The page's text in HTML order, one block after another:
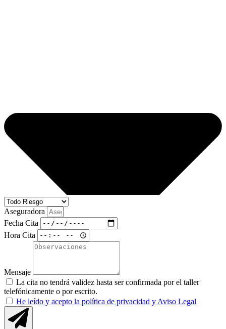
Aseguradora
Fecha Cita
Hora Cita
Mensaje
La cita no tendrá validez hasta ser confirmada por el taller
telefónicamente o por escrito.
He leído y acepto la política de privacidad y Aviso Legal